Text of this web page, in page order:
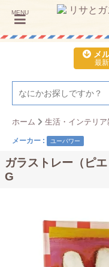
MENU
メ
最
ホーム 生活・インテリア
メーカー : ユーパワー
ガラストレー（ピ
G